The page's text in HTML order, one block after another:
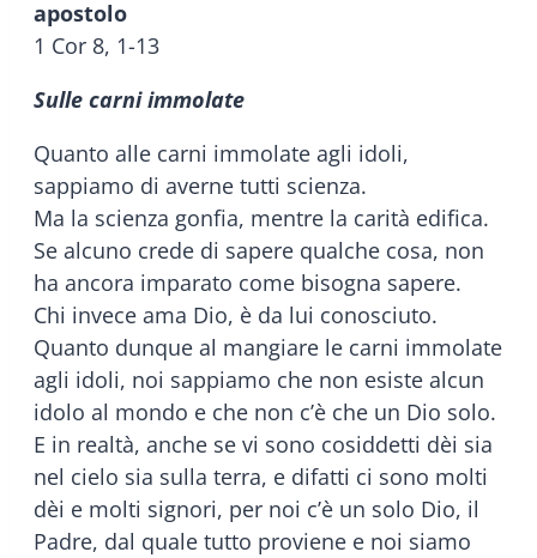
apostolo
1 Cor 8, 1-13
Sulle carni immolate
Quanto alle carni immolate agli idoli,
sappiamo di averne tutti scienza.
Ma la scienza gonfia, mentre la carità edifica.
Se alcuno crede di sapere qualche cosa, non
ha ancora imparato come bisogna sapere.
Chi invece ama Dio, è da lui conosciuto.
Quanto dunque al mangiare le carni immolate
agli idoli, noi sappiamo che non esiste alcun
idolo al mondo e che non c’è che un Dio solo.
E in realtà, anche se vi sono cosiddetti dèi sia
nel cielo sia sulla terra, e difatti ci sono molti
dèi e molti signori, per noi c’è un solo Dio, il
Padre, dal quale tutto proviene e noi siamo